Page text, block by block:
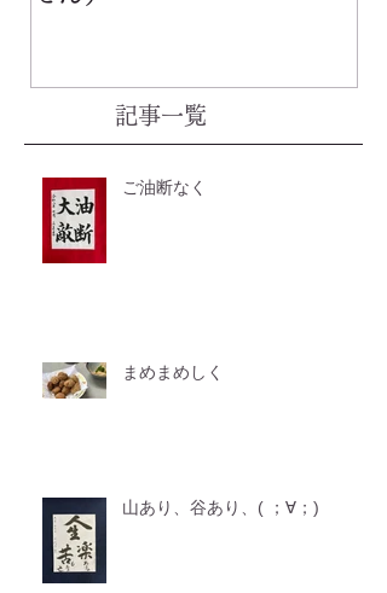
記事一覧
ご油断なく
まめまめしく
山あり、谷あり、( ；∀；)